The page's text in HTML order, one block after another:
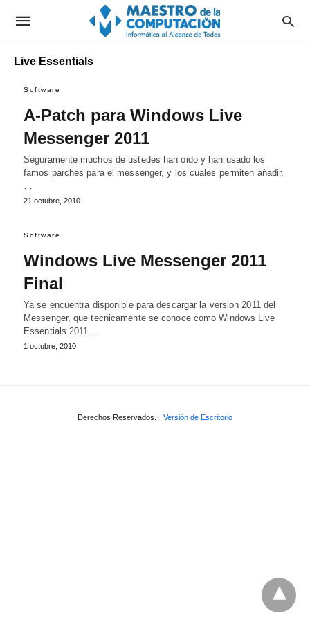
Live Essentials
Software
A-Patch para Windows Live
Messenger 2011
Seguramente muchos de ustedes han oido y han usado los
famos parches para el messenger, y los cuales permiten añadir,
…
21 octubre, 2010
Software
Windows Live Messenger 2011
Final
Ya se encuentra disponible para descargar la version 2011 del
Messenger, que tecnicamente se conoce como Windows Live
Essentials 2011.…
1 octubre, 2010
Derechos Reservados. Versión de Escritorio